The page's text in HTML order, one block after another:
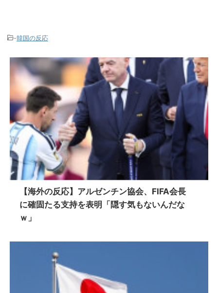
-韓国の反応
【海外の反応】アルゼンチン協会、FIFA会長
に確固たる支持を表明「隠す気もないんだな
ｗ」